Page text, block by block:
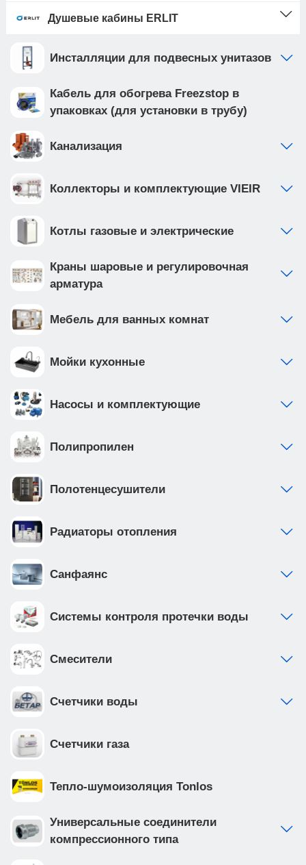
Душевые кабины ERLIT
Инсталляции для подвесных унитазов
Кабель для обогрева Freezstop в
упаковках (для установки в трубу)
Канализация
Коллекторы и комплектующие VIEIR
Котлы газовые и электрические
Краны шаровые и регулировочная
арматура
Мебель для ванных комнат
Мойки кухонные
Насосы и комплектующие
Полипропилен
Полотенцесушители
Радиаторы отопления
Санфаянс
Системы контроля протечки воды
Смесители
Счетчики воды
Счетчики газа
Тепло-шумоизоляция Tonlos
Универсальные соединители
компрессионного типа